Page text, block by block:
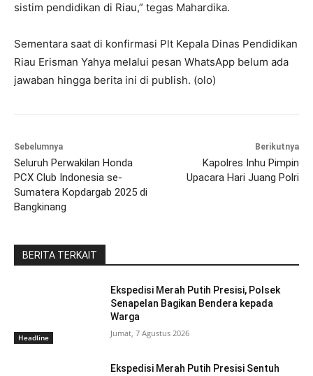
sistim pendidikan di Riau,” tegas Mahardika.
Sementara saat di konfirmasi Plt Kepala Dinas Pendidikan
Riau Erisman Yahya melalui pesan WhatsApp belum ada
jawaban hingga berita ini di publish. (olo)
Sebelumnya
Seluruh Perwakilan Honda
PCX Club Indonesia se-
Sumatera Kopdargab 2025 di
Bangkinang
Berikutnya
Kapolres Inhu Pimpin
Upacara Hari Juang Polri
BERITA TERKAIT
Headline
Ekspedisi Merah Putih Presisi, Polsek
Senapelan Bagikan Bendera kepada
Warga
Jumat, 7 Agustus 2026
Ekspedisi Merah Putih Presisi Sentuh